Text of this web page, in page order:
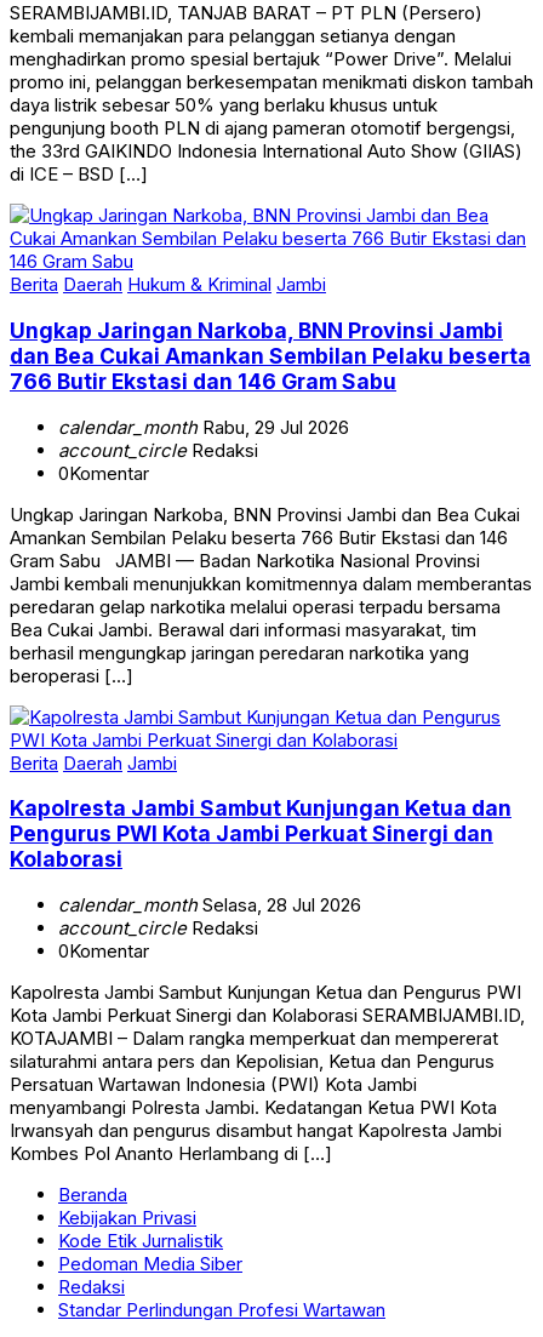
SERAMBIJAMBI.ID, TANJAB BARAT – PT PLN (Persero)
kembali memanjakan para pelanggan setianya dengan
menghadirkan promo spesial bertajuk “Power Drive”. Melalui
promo ini, pelanggan berkesempatan menikmati diskon tambah
daya listrik sebesar 50% yang berlaku khusus untuk
pengunjung booth PLN di ajang pameran otomotif bergengsi,
the 33rd GAIKINDO Indonesia International Auto Show (GIIAS)
di ICE – BSD […]
Berita Daerah Hukum & Kriminal Jambi
Ungkap Jaringan Narkoba, BNN Provinsi Jambi
dan Bea Cukai Amankan Sembilan Pelaku beserta
766 Butir Ekstasi dan 146 Gram Sabu
calendar_monthRabu, 29 Jul 2026
account_circleRedaksi
0Komentar
Ungkap Jaringan Narkoba, BNN Provinsi Jambi dan Bea Cukai
Amankan Sembilan Pelaku beserta 766 Butir Ekstasi dan 146
Gram Sabu JAMBI — Badan Narkotika Nasional Provinsi
Jambi kembali menunjukkan komitmennya dalam memberantas
peredaran gelap narkotika melalui operasi terpadu bersama
Bea Cukai Jambi. Berawal dari informasi masyarakat, tim
berhasil mengungkap jaringan peredaran narkotika yang
beroperasi […]
Berita Daerah Jambi
Kapolresta Jambi Sambut Kunjungan Ketua dan
Pengurus PWI Kota Jambi Perkuat Sinergi dan
Kolaborasi
calendar_monthSelasa, 28 Jul 2026
account_circleRedaksi
0Komentar
Kapolresta Jambi Sambut Kunjungan Ketua dan Pengurus PWI
Kota Jambi Perkuat Sinergi dan Kolaborasi SERAMBIJAMBI.ID,
KOTAJAMBI – Dalam rangka memperkuat dan mempererat
silaturahmi antara pers dan Kepolisian, Ketua dan Pengurus
Persatuan Wartawan Indonesia (PWI) Kota Jambi
menyambangi Polresta Jambi. Kedatangan Ketua PWI Kota
Irwansyah dan pengurus disambut hangat Kapolresta Jambi
Kombes Pol Ananto Herlambang di […]
Beranda
Kebijakan Privasi
Kode Etik Jurnalistik
Pedoman Media Siber
Redaksi
Standar Perlindungan Profesi Wartawan